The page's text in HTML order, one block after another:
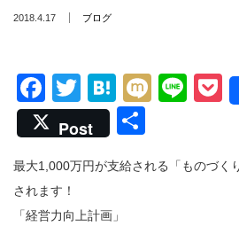
2018.4.17 ブログ
Facebook
Twitter
Hatena
MixiLine
Post
最大1,000万円が支給される「ものづく
されます！
「経営力向上計画」